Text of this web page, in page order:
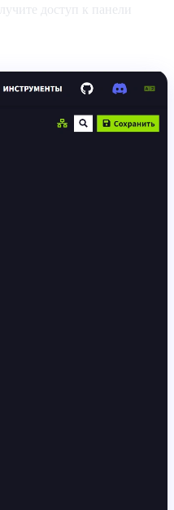
доступ к панели